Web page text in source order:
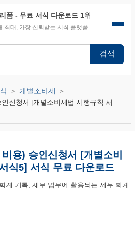
폼 - 무료 서식 다운로드 1위
최대, 가장 신뢰받는 서식 플랫폼
검색
개별소비세
신청서 [개별소비세법 시행규칙 서
용) 승인신청서 [개별소비
식5] 서식 무료 다운로드
계 기록, 재무 업무에 활용되는 세무 회계